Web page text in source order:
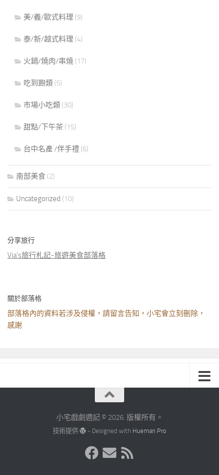
美/義/歐式料理 (9)
泰/新/越式料理 (4)
火鍋/燒肉/串燒 (17)
吃到飽類 (5)
市場小吃類 (30)
甜點/下午茶 (15)
台中名產 /伴手禮 (6)
南部美食 (2)
Uncategorized (10)
分享旅行
Via's旅行札記-旅遊美食部落格
關於部落格
部落格內的資料若涉及侵權，請留言告知，小宅會立刻刪除，
感謝
小宅戲劇週記 © 2026. 版權所有。
技術提供 - Designed with Hueman Pro